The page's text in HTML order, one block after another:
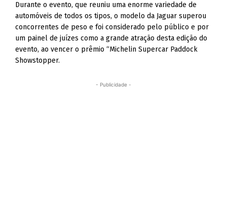
Durante o evento, que reuniu uma enorme variedade de
automóveis de todos os tipos, o modelo da Jaguar superou
concorrentes de peso e foi considerado pelo público e por
um painel de juízes como a grande atração desta edição do
evento, ao vencer o prêmio “Michelin Supercar Paddock
Showstopper.
- Publicidade -